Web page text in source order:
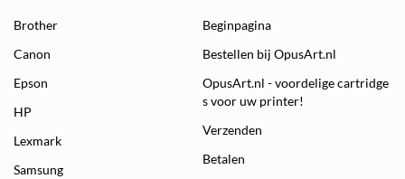
Brother
Canon
Epson
HP
Lexmark
Samsung
Beginpagina
Bestellen bij OpusArt.nl
OpusArt.nl - voordelige cartridge
s voor uw printer!
Verzenden
Betalen